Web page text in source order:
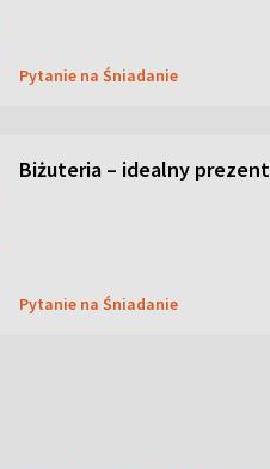
Pytanie na Śniadanie
Biżuteria – idealny
Pytanie na Śniadanie